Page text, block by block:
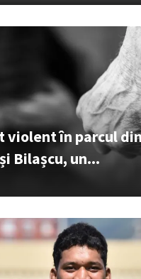
violent în parcul
Bilașcu, un...